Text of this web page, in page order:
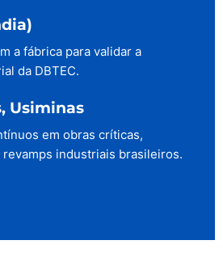
a fábrica para validar a
da DBTEC.
Usiminas
em obras críticas,
revamps industriais brasileiros.